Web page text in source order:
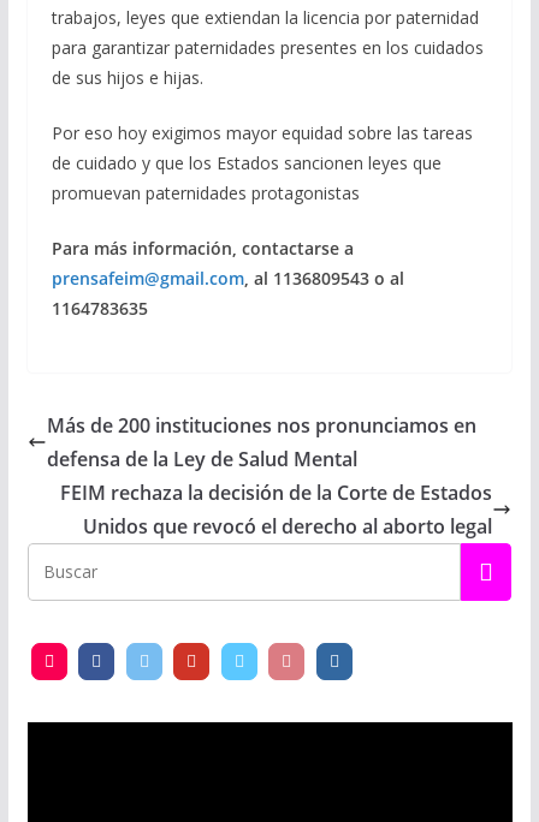
trabajos, leyes que extiendan la licencia por paternidad
para garantizar paternidades presentes en los cuidados
de sus hijos e hijas.
Por eso hoy exigimos mayor equidad sobre las tareas
de cuidado y que los Estados sancionen leyes que
promuevan paternidades protagonistas
Para más información, contactarse a
prensafeim@gmail.com, al 1136809543 o al
1164783635
Más de 200 instituciones nos pronunciamos en
defensa de la Ley de Salud Mental
FEIM rechaza la decisión de la Corte de Estados
Unidos que revocó el derecho al aborto legal